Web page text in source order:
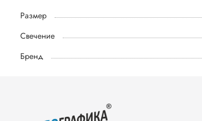
Размер
Свечение
Бренд